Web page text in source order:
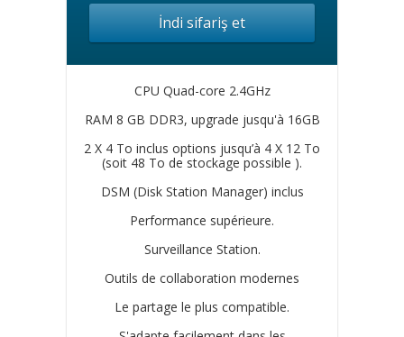
İndi sifariş et
CPU Quad-core 2.4GHz
RAM 8 GB DDR3, upgrade jusqu'à 16GB
2 X 4 To inclus options jusqu’à 4 X 12 To
(soit 48 To de stockage possible ).
DSM (Disk Station Manager) inclus
Performance supérieure.
Surveillance Station.
Outils de collaboration modernes
Le partage le plus compatible.